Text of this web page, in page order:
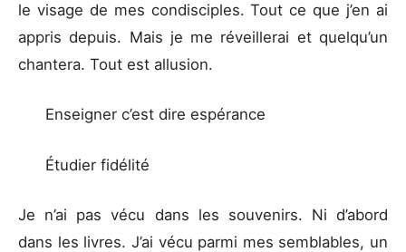
le visage de mes condisciples. Tout ce que j’en ai
appris depuis. Mais je me réveillerai et quelqu’un
chantera. Tout est allusion.
Enseigner c’est dire espérance
Étudier fidélité
Je n’ai pas vécu dans les souvenirs. Ni d’abord
dans les livres. J’ai vécu parmi mes semblables, un